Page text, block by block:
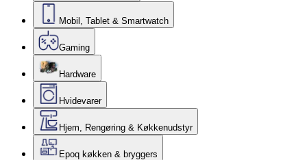
Mobil, Tablet & Smartwatch
Gaming
Hardware
Hvidevarer
Hjem, Rengøring & Køkkenudstyr
Epoq køkken & bryggers